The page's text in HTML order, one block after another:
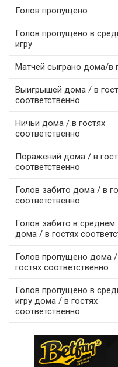
Голов пропущено
Голов пропущено в
игру
Матчей сыграно дома/в
Выигрышей дома / в
соответственно
Ничьи дома / в гостях
соответственно
Поражений дома / в
соответственно
Голов забито дома / в
соответственно
Голов забито в среднем
дома / в гостях
Голов пропущено дома
гостях соответственно
Голов пропущено в
игру дома / в гостях
соответственно